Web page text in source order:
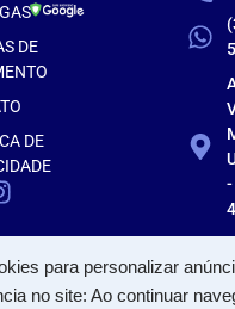
para personalizar
no site: Ao continuar
DE
DE
-